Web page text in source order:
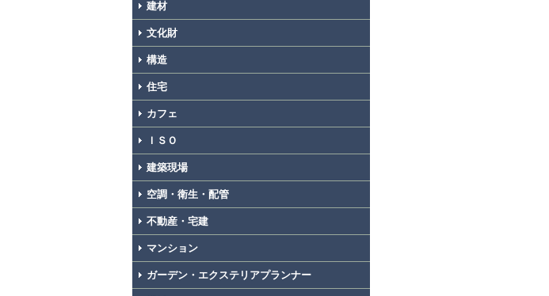
建材
文化財
構造
住宅
カフェ
ＩＳＯ
建築現場
空調・衛生・配管
不動産・宅建
マンション
ガーデン・エクステリアプランナー